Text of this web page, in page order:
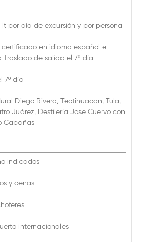
lt por día de excursión y por persona
en idioma español e
Traslado de salida el 7º día
7º día
Diego Rivera, Teotihuacan, Tula,
Juárez, Destilería Jose Cuervo con
Cabañas
indicados
y cenas
internacionales